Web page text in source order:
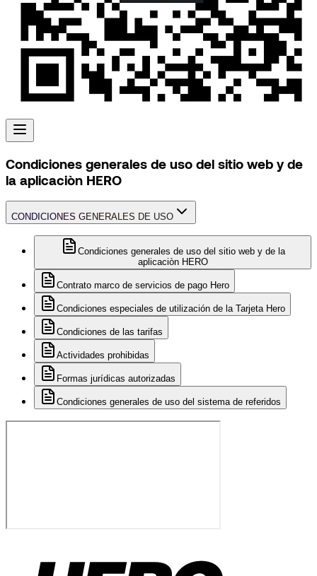
Condiciones generales de uso del sitio web y de
la aplicaciòn HERO
CONDICIONES GENERALES DE USO
Condiciones generales de uso del sitio web y de la
aplicaciòn HERO
Contrato marco de servicios de pago Hero
Condiciones especiales de utilización de la Tarjeta Hero
Condiciones de las tarifas
Actividades prohibidas
Formas jurídicas autorizadas
Condiciones generales de uso del sistema de referidos